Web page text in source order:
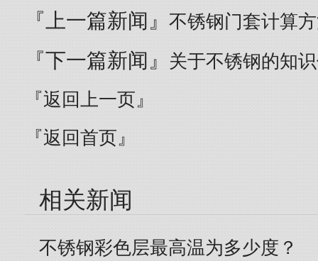
『上一篇新闻』 不锈钢门套计算
『下一篇新闻』
关于不锈钢的知
『返回上一页』
『返回首页』
相关新闻
不锈钢彩色层最高温为多少度？